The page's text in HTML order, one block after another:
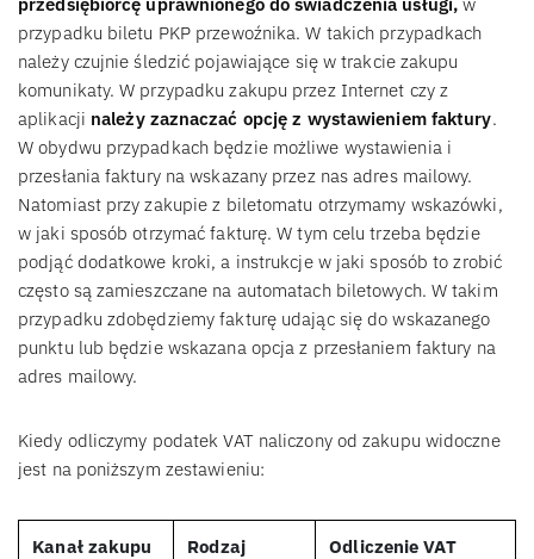
przypadku biletu PKP przewoźnika. W takich przypadkach
należy czujnie śledzić pojawiające się w trakcie zakupu
komunikaty. W przypadku zakupu przez Internet czy z
aplikacji należy zaznaczać opcję z wystawieniem faktury.
W obydwu przypadkach będzie możliwe wystawienia i
przesłania faktury na wskazany przez nas adres mailowy.
Natomiast przy zakupie z biletomatu otrzymamy wskazówki,
w jaki sposób otrzymać fakturę. W tym celu trzeba będzie
podjąć dodatkowe kroki, a instrukcje w jaki sposób to zrobić
często są zamieszczane na automatach biletowych. W takim
przypadku zdobędziemy fakturę udając się do wskazanego
punktu lub będzie wskazana opcja z przesłaniem faktury na
adres mailowy.
Kiedy odliczymy podatek VAT naliczony od zakupu widoczne
jest na poniższym zestawieniu:
Kanał zakupu
Rodzaj
Odliczenie VAT